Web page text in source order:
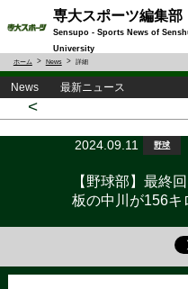
専大スポーツ編集部
Sensupo - Sports News of
University
ホーム News 詳細
News 最新ニュース
<
2024.09.11 野球
【野球部】最終
板の中川が156キ